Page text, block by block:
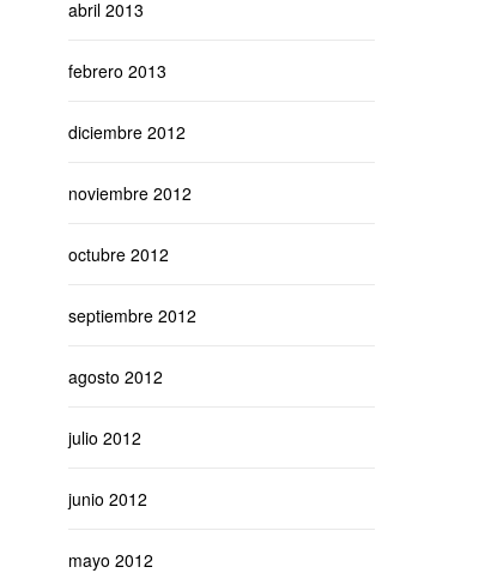
abril 2013
febrero 2013
diciembre 2012
noviembre 2012
octubre 2012
septiembre 2012
agosto 2012
julio 2012
junio 2012
mayo 2012